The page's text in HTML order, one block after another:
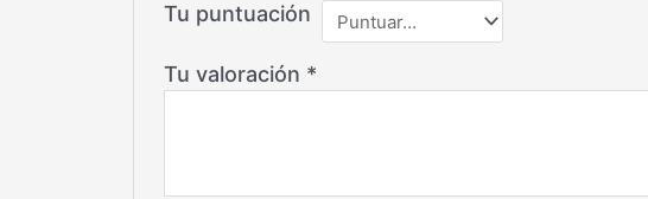
Tu puntuación
Tu valoración *